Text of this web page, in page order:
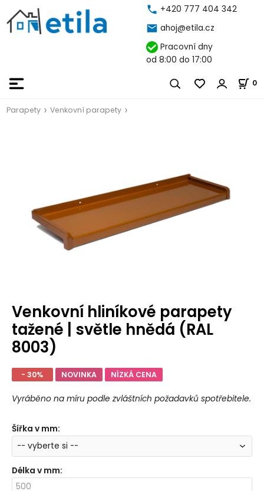
+420 777 404 342
ahoj@etila.cz
Pracovní dny
od 8:00 do 17:00
0
Parapety Venkovní parapety
Venkovní hliníkové parapety
tažené | světle hnědá (RAL
8003)
- 30% NOVINKA NÍZKÁ CENA
Vyráběno na míru podle zvláštních požadavků spotřebitele.
Šířka v mm:
Délka v mm: